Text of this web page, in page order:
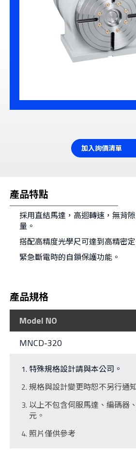
加入詢價清單
產品特點
採用直結馬達，高迴轉速，無背
量。
搭配高精度光學尺可達到高精密定
緊急斷電時的自鎖保護功能。
產品規格
Model NO
MNCD-320
特殊規格設計請與本公司。
規格與設計變更時恕不另行通
以上不包含伺服馬達、編碼器
元。
照片僅供參考